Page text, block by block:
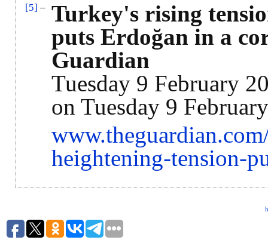
[5] – Turkey's rising
puts Erdoğan in a
Guardian
Tuesday 9 February
on Tuesday 9
heightening-tension-